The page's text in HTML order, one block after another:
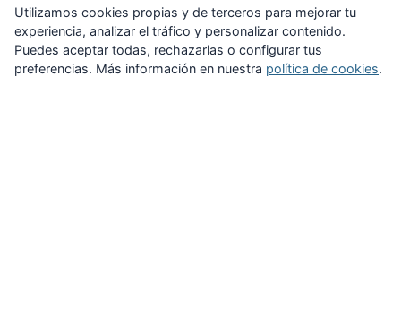
Suscribirme
Utilizamos cookies propias y de terceros para mejorar tu
experiencia, analizar el tráfico y personalizar contenido.
Puedes aceptar todas, rechazarlas o configurar tus
preferencias. Más información en nuestra política de cookies.